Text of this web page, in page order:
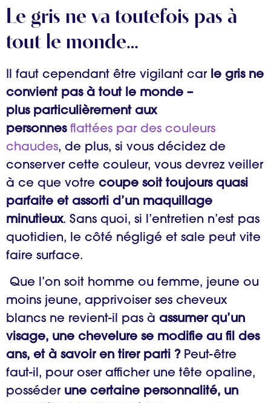
Le gris ne va toutefois pas à
tout le monde…
Il faut cependant être vigilant car le gris ne
convient pas à tout le monde –
plus particulièrement aux
personnes flattées par des couleurs
chaudes, de plus, si vous décidez de
conserver cette couleur, vous devrez veiller
à ce que votre coupe soit toujours quasi
parfaite et assorti d’un maquillage
minutieux. Sans quoi, si l’entretien n’est pas
quotidien, le côté négligé et sale peut vite
faire surface.
Que l’on soit homme ou femme, jeune ou
moins jeune, apprivoiser ses cheveux
blancs ne revient-il pas à assumer qu’un
visage, une chevelure se modifie au fil des
ans, et à savoir en tirer parti ?Peut-être
faut-il, pour oser afficher une tête opaline,
posséder une certaine personnalité, un